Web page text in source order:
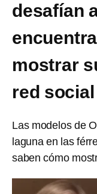
desafían
mostrar
red social
Las modelos de
laguna en las
saben cómo